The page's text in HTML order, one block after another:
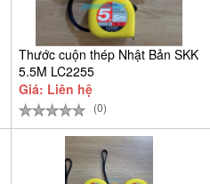
Thước cuộn thép Nhật Bản SKK
5.5M LC2255
Giá: Liên hệ
(0)